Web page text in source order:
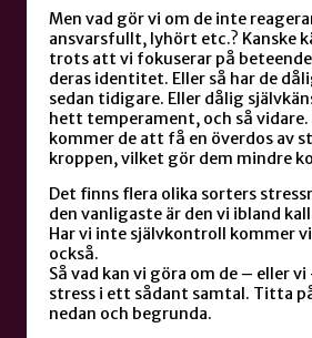
Men vad gör vi om de inte
ansvarsfullt, lyhört etc.? Kanske
trots att vi fokuserar på
deras identitet. Eller så har de
sedan tidigare. Eller dålig
hett temperament, och så
kommer de att få en överdos av
kroppen, vilket gör dem mindre
Det finns flera olika sorters
den vanligaste är den vi ibland
Har vi inte självkontroll kommer
också.
Så vad kan vi göra om de – eller
stress i ett sådant samtal. Titta
nedan och begrunda.